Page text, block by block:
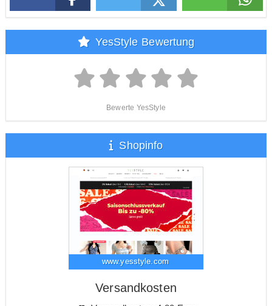
YesStyle Bewertung
Bewerte YesStyle
Shopinfo
www.yesstyle.com
Versandkosten